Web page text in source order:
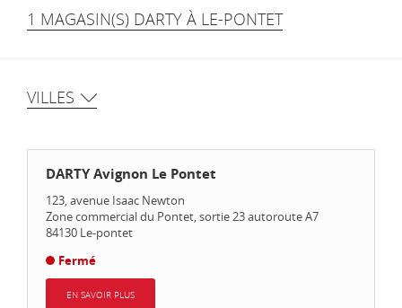
1 MAGASIN(S) DARTY À LE-PONTET
VILLES
DARTY Avignon Le Pontet
123, avenue Isaac Newton
Zone commercial du Pontet, sortie 23 autoroute A7
84130 Le-pontet
Fermé
EN SAVOIR PLUS